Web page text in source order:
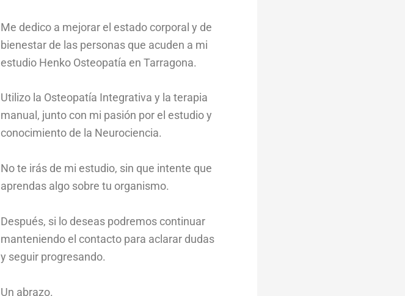
Me dedico a mejorar el estado corporal y de
bienestar de las personas que acuden a mi
estudio Henko Osteopatía en Tarragona.
Utilizo la Osteopatía Integrativa y la terapia
manual, junto con mi pasión por el estudio y
conocimiento de la Neurociencia.
No te irás de mi estudio, sin que intente que
aprendas algo sobre tu organismo.
Después, si lo deseas podremos continuar
manteniendo el contacto para aclarar dudas
y seguir progresando.
Un abrazo.